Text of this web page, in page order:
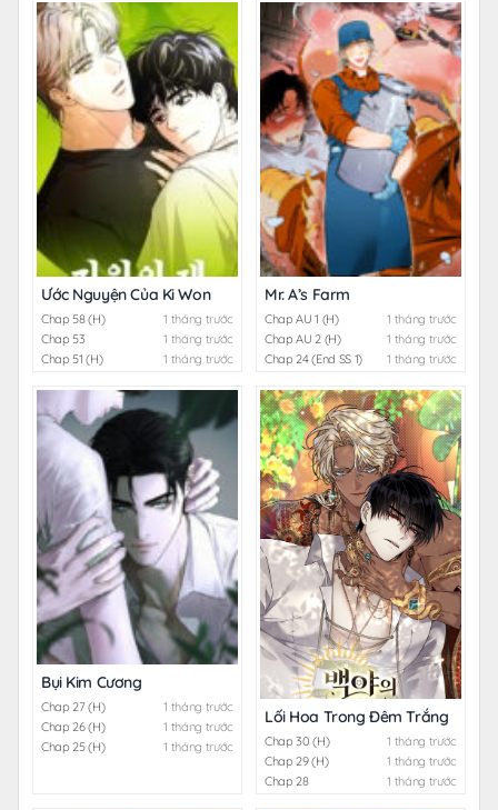
Ước Nguyện Của Ki Won
Chap 58 (H)
1 tháng trước
Chap 53
1 tháng trước
Chap 51 (H)
1 tháng trước
Mr. A’s Farm
Chap AU 1 (H)
1 tháng trước
Chap AU 2 (H)
1 tháng trước
Chap 24 (End SS 1)
1 tháng trước
Bụi Kim Cương
Chap 27 (H)
1 tháng trước
Chap 26 (H)
1 tháng trước
Chap 25 (H)
1 tháng trước
Lối Hoa Trong Đêm Trắng
Chap 30 (H)
1 tháng trước
Chap 29 (H)
1 tháng trước
Chap 28
1 tháng trước